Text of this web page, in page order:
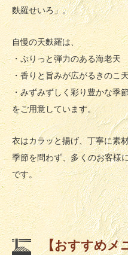
麩羅せいろ」。
自慢の天麩羅は、
・ぷりっと弾力のある海老天
・香りと旨みが広がるきのこ
・みずみずしく彩り豊かな季
をご用意しています。
衣はカラッと揚げ、丁寧に素
季節を問わず、多くのお客様
です。
【おすすめメ